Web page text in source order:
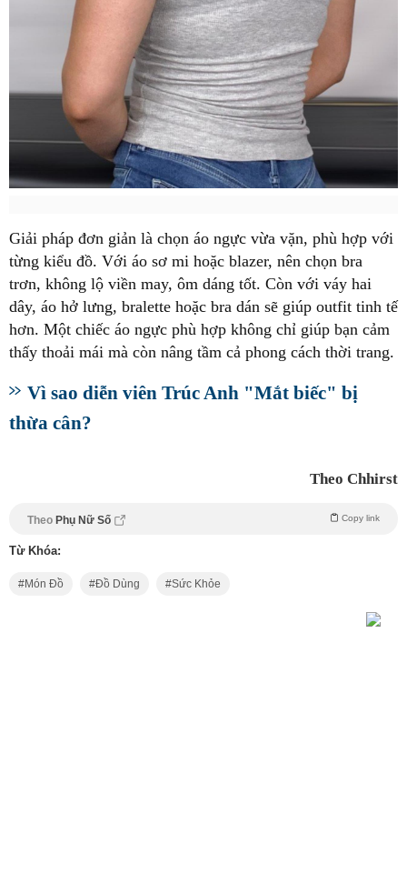
Giải pháp đơn giản là chọn áo ngực vừa vặn, phù hợp với
từng kiểu đồ. Với áo sơ mi hoặc blazer, nên chọn bra
trơn, không lộ viền may, ôm dáng tốt. Còn với váy hai
dây, áo hở lưng, bralette hoặc bra dán sẽ giúp outfit tinh tế
hơn. Một chiếc áo ngực phù hợp không chỉ giúp bạn cảm
thấy thoải mái mà còn nâng tầm cả phong cách thời trang.
Vì sao diễn viên Trúc Anh "Mắt biếc" bị
thừa cân?
Theo Chhirst
Theo Phụ Nữ Số Copy link
Từ Khóa:
Món Đồ Đồ Dùng Sức Khỏe